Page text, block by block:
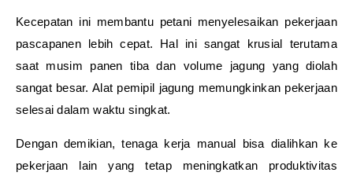
Kecepatan ini membantu petani menyelesaikan pekerjaan
pascapanen lebih cepat. Hal ini sangat krusial terutama
saat musim panen tiba dan volume jagung yang diolah
sangat besar. Alat pemipil jagung memungkinkan pekerjaan
selesai dalam waktu singkat.
Dengan demikian, tenaga kerja manual bisa dialihkan ke
pekerjaan lain yang tetap meningkatkan produktivitas